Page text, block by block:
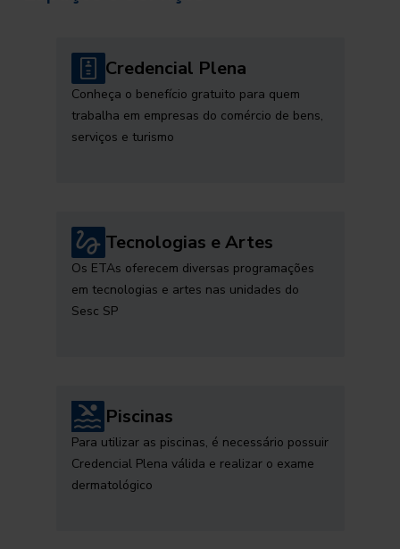
Credencial Plena
Conheça o benefício gratuito para quem
trabalha em empresas do comércio de bens,
serviços e turismo
Tecnologias e Artes
Os ETAs oferecem diversas programações
em tecnologias e artes nas unidades do
Sesc SP
Piscinas
Para utilizar as piscinas, é necessário possuir
Credencial Plena válida e realizar o exame
dermatológico